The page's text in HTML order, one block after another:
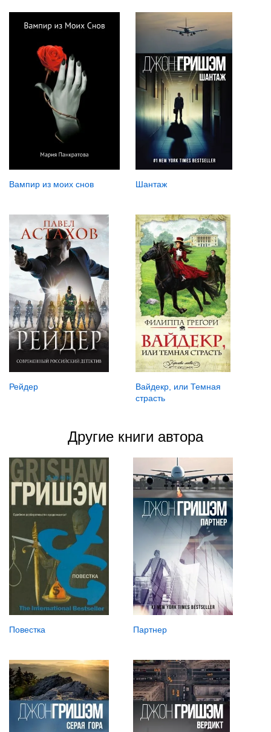
Вампир из моих снов Шантаж
Рейдер
Вайдекр, или Темная
страсть
Другие книги автора
Повестка Партнер